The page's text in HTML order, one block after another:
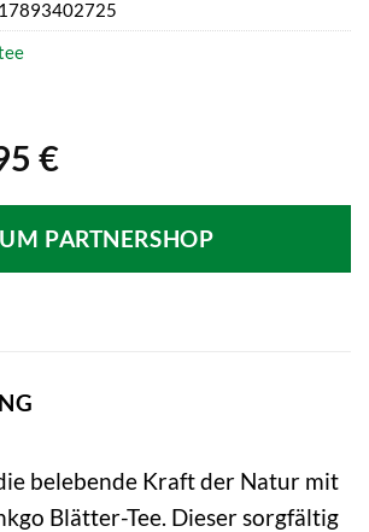
€
€Aktueller
ist:
4,95 €.
PARTNERSHOP
belebende Kraft der Natur mit
Blätter-Tee. Dieser sorgfältig